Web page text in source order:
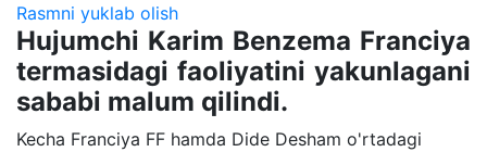
Rasmni yuklab olish
Hujumchi Karim Benzema Franciya
termasidagi faoliyatini yakunlagani
sababi malum qilindi.
Kecha Franciya FF hamda Dide Desham o'rtadagi